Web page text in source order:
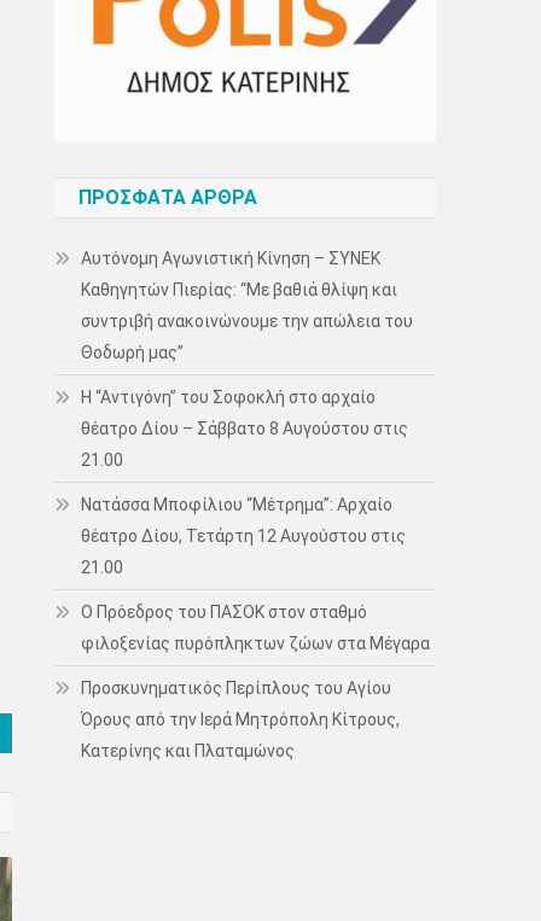
ΠΡΌΣΦΑΤΑ ΆΡΘΡΑ
Αυτόνομη Αγωνιστική Κίνηση – ΣΥΝΕΚ
Καθηγητών Πιερίας: “Με βαθιά θλίψη και
συντριβή ανακοινώνουμε την απώλεια του
Θοδωρή μας”
Η “Αντιγόνη” του Σοφοκλή στο αρχαίο
θέατρο Δίου – Σάββατο 8 Αυγούστου στις
21.00
Νατάσσα Μποφίλιου “Μέτρημα”: Αρχαίο
θέατρο Δίου, Τετάρτη 12 Αυγούστου στις
21.00
Ο Πρόεδρος του ΠΑΣΟΚ στον σταθμό
φιλοξενίας πυρόπληκτων ζώων στα Μέγαρα
Προσκυνηματικός Περίπλους του Αγίου
Όρους από την Ιερά Μητρόπολη Κίτρους,
Κατερίνης και Πλαταμώνος